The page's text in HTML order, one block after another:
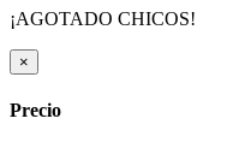
¡AGOTADO CHICOS!
×
Precio